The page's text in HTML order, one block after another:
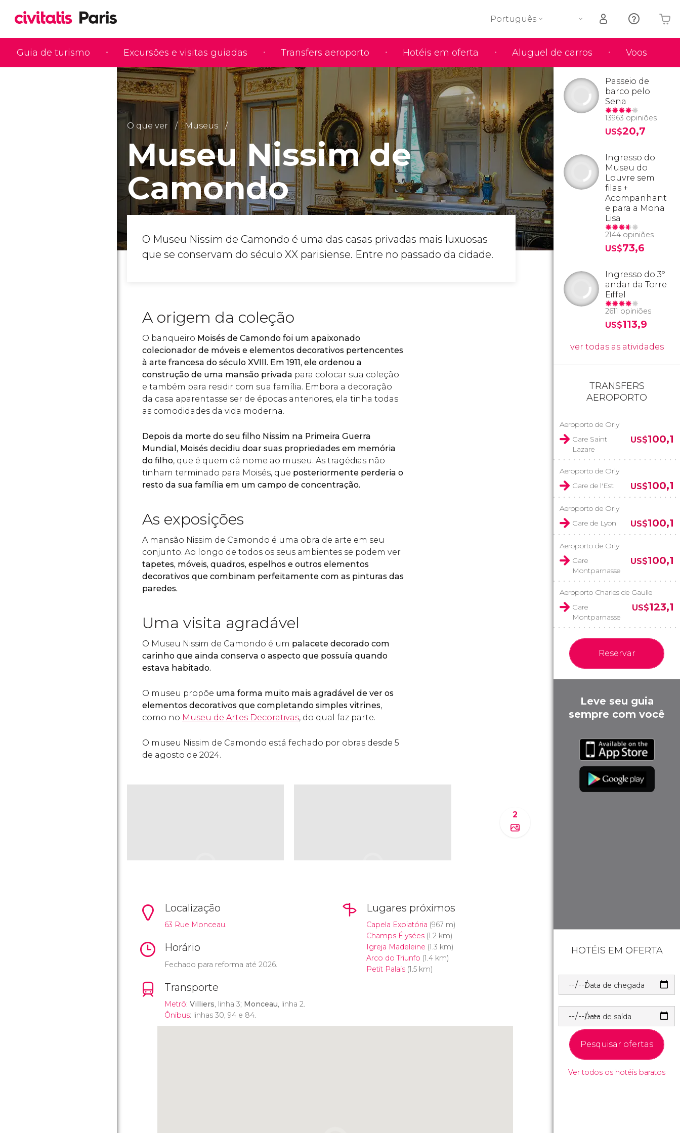
Guia de turismo Excursões e visitas guiadas Transfers aeroporto Hotéis em oferta Aluguel de carros Voos
Português
O seu carrinho está vazio
O que ver Museus
Museu Nissim de
Camondo
O Museu Nissim de Camondo é uma das casas privadas mais luxuosas
que se conservam do século XX parisiense. Entre no passado da cidade.
A origem da coleção
O banqueiro Moisés de Camondo foi um apaixonado
colecionador de móveis e elementos decorativos pertencentes
à arte francesa do século XVIII. Em 1911, ele ordenou a
construção de uma mansão privada para colocar sua coleção
e também para residir com sua família. Embora a decoração
da casa aparentasse ser de épocas anteriores, ela tinha todas
as comodidades da vida moderna.
Depois da morte do seu filho Nissim na Primeira Guerra
Mundial, Moisés decidiu doar suas propriedades em memória
do filho, que é quem dá nome ao museu. As tragédias não
tinham terminado para Moisés, que posteriormente perderia o
resto da sua família em um campo de concentração.
As exposições
A mansão Nissim de Camondo é uma obra de arte em seu
conjunto. Ao longo de todos os seus ambientes se podem ver
tapetes, móveis, quadros, espelhos e outros elementos
decorativos que combinam perfeitamente com as pinturas das
paredes.
Uma visita agradável
O Museu Nissim de Camondo é um palacete decorado com
carinho que ainda conserva o aspecto que possuía quando
estava habitado.
O museu propõe uma forma muito mais agradável de ver os
elementos decorativos que completando simples vitrines,
como no Museu de Artes Decorativas, do qual faz parte.
O museu Nissim de Camondo está fechado por obras desde 5
de agosto de 2024.
2
Localização
63 Rue Monceau.
Horário
Fechado para reforma até 2026.
Transporte
Metrô: Villiers, linha 3; Monceau, linha 2.
Ônibus: linhas 30, 94 e 84.
Lugares próximos
Capela Expiatória (967 m)
Champs Élysées(1.2 km)
Igreja Madeleine (1.3 km)
Arco do Triunfo (1.4 km)
Petit Palais(1.5 km)
Passeio de
barco pelo
Sena
13963 opiniões
US$20,7
Ingresso do
Museu do
Louvre sem
filas +
Acompanhant
e para a Mona
Lisa
2144 opiniões
US$73,6
Ingresso do 3º
andar da Torre
Eiffel
2611 opiniões
US$113,9
ver todas as atividades
TRANSFERS
AEROPORTO
Aeroporto de Orly
Gare Saint
Lazare
US$100,1
Aeroporto de Orly
Gare de l'Est
US$100,1
Aeroporto de Orly
Gare de Lyon
US$100,1
Aeroporto de Orly
Gare
Montparnasse
US$100,1
Aeroporto Charles de Gaulle
Gare
Montparnasse
US$123,1
Reservar
Leve seu guia
sempre com você
HOTÉIS EM OFERTA
Data de chegada
Data de saída
Pesquisar ofertas
Ver todos os hotéis baratos